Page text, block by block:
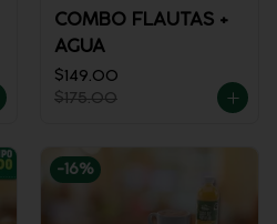
COMBO FLAUTAS +
AGUA
$149.00
$175.00
-16%